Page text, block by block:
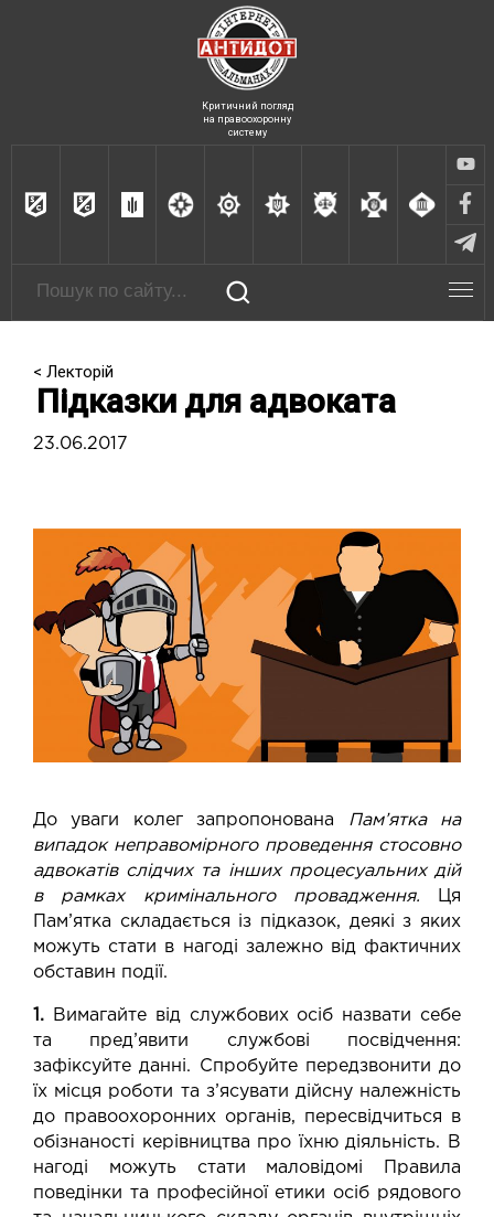
Критичний погляд
на правоохоронну
систему
< Лекторій
Підказки для адвоката
23.06.2017
До уваги колег запропонована
Пам’ятка на
випадок неправомірного проведення стосовно
адвокатів слідчих та інших процесуальних дій
в рамках кримінального провадження. Ця
Пам’ятка складається із підказок, деякі з яких
можуть стати в нагоді залежно від фактичних
обставин події.
1. Вимагайте від службових осіб назвати себе
та пред’явити службові посвідчення:
зафіксуйте данні. Спробуйте передзвонити до
їх місця роботи та з’ясувати дійсну належність
до правоохоронних органів, пересвідчиться в
обізнаності керівництва про їхню діяльність. В
нагоді можуть стати маловідомі Правила
поведінки та професійної етики осіб рядового